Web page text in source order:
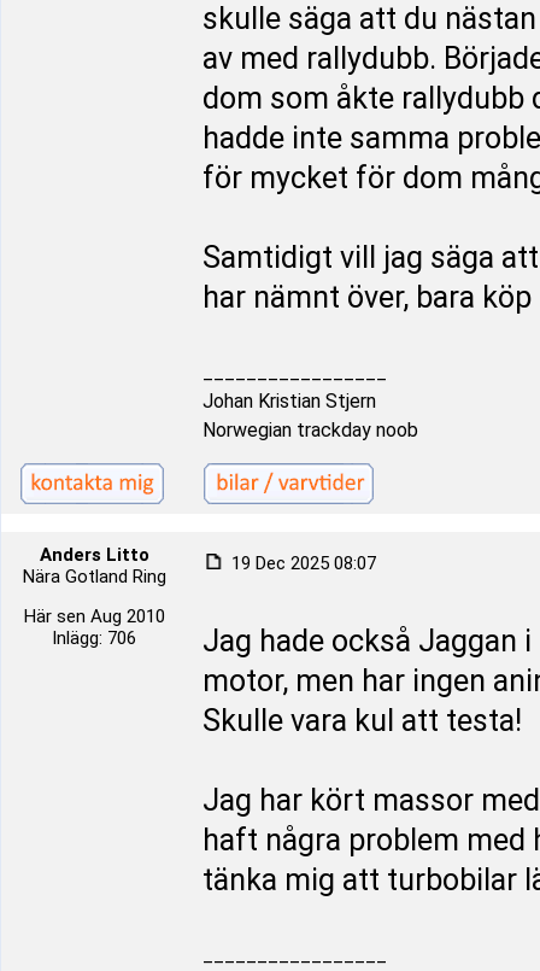
skulle säga att du
av med rallydubb.
dom som åkte rallydubb
hadde inte samma
för mycket för dom
Samtidigt vill jag säga
har nämnt över, bara
Johan Kristian Stjern
Norwegian trackday noob
Anders Litto
Nära Gotland Ring
Här sen Aug 2010
Inlägg: 706
19 Dec 2025 08:07
Jag hade också Jaggan
motor, men har ingen
Skulle vara kul att testa!
Jag har kört massor
haft några problem med
tänka mig att turbobilar